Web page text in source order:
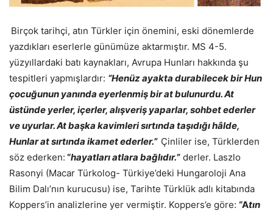
Birçok tarihçi, atın Türkler için önemini, eski dönemlerde
yazdıkları eserlerle günümüze aktarmıştır. MS 4-5.
yüzyıllardaki batı kaynakları, Avrupa Hunları hakkında şu
tespitleri yapmışlardır: “Henüz ayakta durabilecek bir Hun
çocuğunun yanında eyerlenmiş bir at bulunurdu. At
üstünde yerler, içerler, alışveriş yaparlar, sohbet ederler
ve uyurlar. At başka kavimleri sırtında taşıdığı hâlde,
Hunlar at sırtında ikamet ederler.” Çinliler ise, Türklerden
söz ederken: “hayatları atlara bağlıdır.” derler. Laszlo
Rasonyi (Macar Türkolog- Türkiye’deki Hungaroloji Ana
Bilim Dalı’nın kurucusu) ise, Tarihte Türklük adlı kitabında
Koppers’in analizlerine yer vermiştir. Koppers’e göre: “Atın